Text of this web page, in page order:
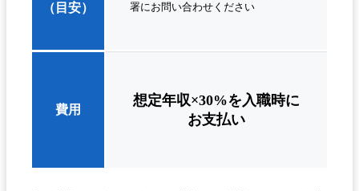
（目安）
署にお問い合わせください
費用
想定年収×30%を入職時に
お支払い